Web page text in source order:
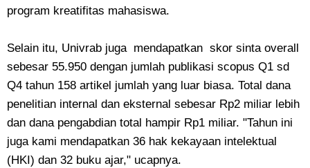
program kreatifitas mahasiswa.
Selain itu, Univrab juga mendapatkan skor sinta overall
sebesar 55.950 dengan jumlah publikasi scopus Q1 sd
Q4 tahun 158 artikel jumlah yang luar biasa. Total dana
penelitian internal dan eksternal sebesar Rp2 miliar lebih
dan dana pengabdian total hampir Rp1 miliar. "Tahun ini
juga kami mendapatkan 36 hak kekayaan intelektual
(HKI) dan 32 buku ajar," ucapnya.